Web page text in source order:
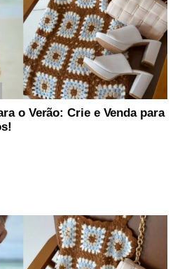
o Verão: Crie e Venda para